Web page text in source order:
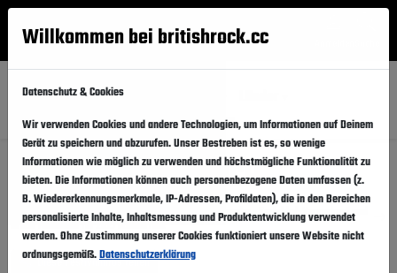
Menü
Alle Festival Updates
Musikfestivals: FiNCH
FiNCH-News: Szene Openair 2026 feiert Rekord-Ausgabe - Earlybird-Vorverkauf und
erster Headliner für 2027 stehen fest
Diese Festivalinfos teilen
Willkommen bei britishrock.cc
Datenschutz & Cookies
Wir verwenden Cookies und andere Technologien, um Informationen auf Deinem
Gerät zu speichern und abzurufen. Unser Bestreben ist es, so wenige
Informationen wie möglich zu verwenden und höchstmögliche Funktionalität zu
bieten. Die Informationen können auch personenbezogene Daten umfassen (z.
B. Wiedererkennungsmerkmale, IP-Adressen, Profildaten), die in den Bereichen
personalisierte Inhalte, Inhaltsmessung und Produktentwicklung verwendet
werden. Ohne Zustimmung unserer Cookies funktioniert unsere Website nicht
ordnungsgemäß.Datenschutzerklärung